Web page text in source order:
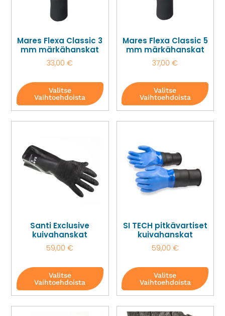
Mares Flexa Classic 3
mm märkähanskat
33,00€
Valitse
Vaihtoehdoista
Mares Flexa Classic 5
mm märkähanskat
37,00€
Valitse
Vaihtoehdoista
Santi Exclusive
kuivahanskat
59,00€
Valitse
Vaihtoehdoista
SI TECH pitkävartiset
kuivahanskat
59,00 €
Valitse
Vaihtoehdoista